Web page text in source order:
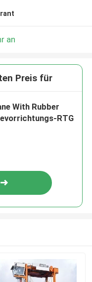
an
Preis für
With Rubber
RTG